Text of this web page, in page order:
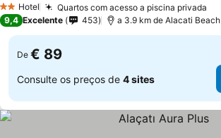
2 Estrelas
Hotel Quartos com acesso a piscina privada
9,4 Excelente 453 a 3.9 km de Alacati Beach
De € 89
Consulte os preços de 4 sites